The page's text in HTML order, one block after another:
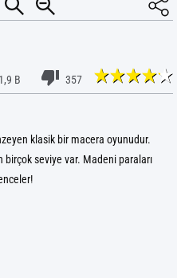
1,9 B 357
klasik bir macera oyunudur.
birçok seviye var. Madeni paraları